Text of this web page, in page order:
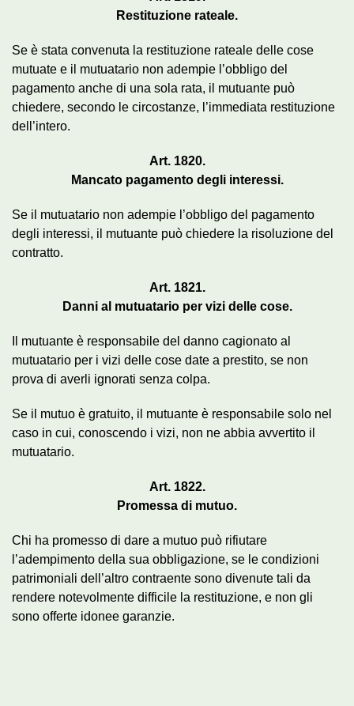
Restituzione rateale.
Se è stata convenuta la restituzione rateale delle cose
mutuate e il mutuatario non adempie l’obbligo del
pagamento anche di una sola rata, il mutuante può
chiedere, secondo le circostanze, l’immediata restituzione
dell’intero.
Art. 1820.
Mancato pagamento degli interessi.
Se il mutuatario non adempie l’obbligo del pagamento
degli interessi, il mutuante può chiedere la risoluzione del
contratto.
Art. 1821.
Danni al mutuatario per vizi delle cose.
Il mutuante è responsabile del danno cagionato al
mutuatario per i vizi delle cose date a prestito, se non
prova di averli ignorati senza colpa.
Se il mutuo è gratuito, il mutuante è responsabile solo nel
caso in cui, conoscendo i vizi, non ne abbia avvertito il
mutuatario.
Art. 1822.
Promessa di mutuo.
Chi ha promesso di dare a mutuo può rifiutare
l’adempimento della sua obbligazione, se le condizioni
patrimoniali dell’altro contraente sono divenute tali da
rendere notevolmente difficile la restituzione, e non gli
sono offerte idonee garanzie.